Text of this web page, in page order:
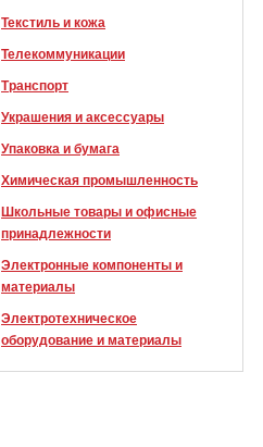
Текстиль и кожа
Телекоммуникации
Транспорт
Украшения и аксессуары
Упаковка и бумага
Химическая промышленность
Школьные товары и офисные
принадлежности
Электронные компоненты и
материалы
Электротехническое
оборудование и материалы